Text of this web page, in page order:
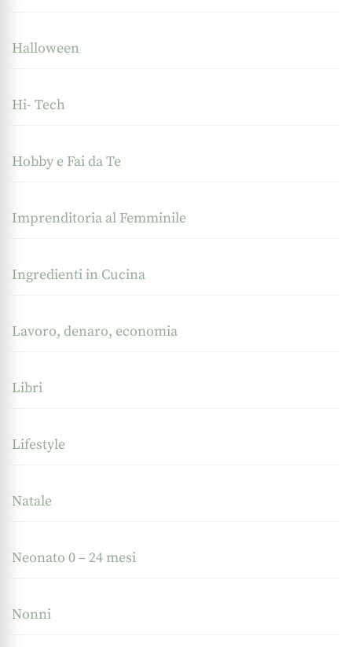
Halloween
Hi- Tech
Hobby e Fai da Te
Imprenditoria al Femminile
Ingredienti in Cucina
Lavoro, denaro, economia
Libri
Lifestyle
Natale
Neonato 0 – 24 mesi
Nonni